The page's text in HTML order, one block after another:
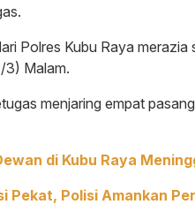
Polres Kubu Raya
3) Malam.
menjaring empat
di Kubu Raya
Pekat, Polisi Amankan